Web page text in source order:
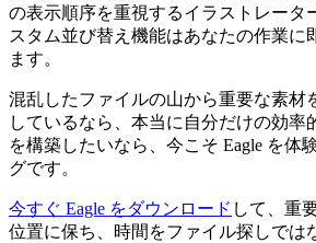
の表示順序を重視するイラストレータ
スタム並び替え機能はあなたの作業に
ます。
混乱したファイルの山から重要な素材
しているなら、本当に自分だけの効率
を構築したいなら、今こそ Eagle を体
グです。
今すぐ Eagle をダウンロード して、重
位置に保ち、時間をファイル探しでは